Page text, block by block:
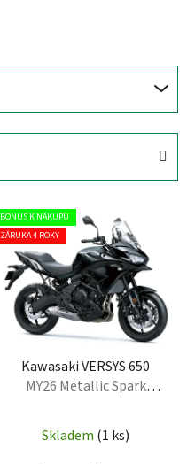
BONUS K NÁKUPU
ZÁRUKA 4 ROKY
Kawasaki VERSYS 650
MY26 Metallic Spark
Skladem (1 ks)